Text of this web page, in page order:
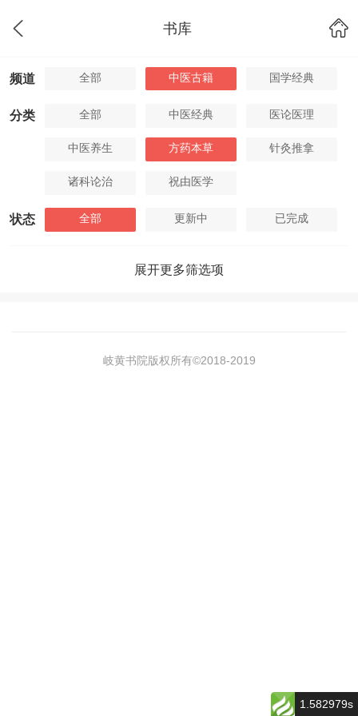
书库
频道 全部 中医古籍 国学经典
分类 全部 中医经典 医论医理
中医养生 方药本草 针灸推拿
诸科论治 祝由医学
状态 全部 更新中 已完成
展开更多筛选项
岐黄书院版权所有©2018-2019
1.582979s